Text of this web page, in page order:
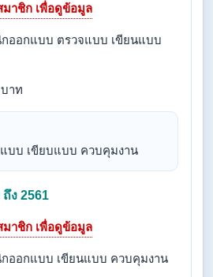
มาชิก เพื่อดูข้อมูล
ออกแบบ ตรวจแบบ เขียนแบบ
าท
บบ เขียบแบบ ควบคุมงาน
ง 2561
มาชิก เพื่อดูข้อมูล
ออกแบบ เขียนแบบ ควบคุมงาน